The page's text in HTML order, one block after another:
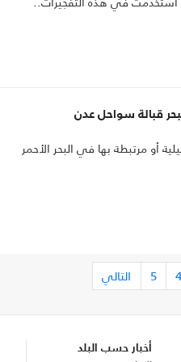
قبالة سواحل عدن
أو مرتبطة بها في البحر الأحمر
4
5 التالي
أخبار حسب البلد